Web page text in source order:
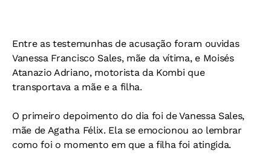
Entre as testemunhas de acusação foram ouvidas
Vanessa Francisco Sales, mãe da vítima, e Moisés
Atanazio Adriano, motorista da Kombi que
transportava a mãe e a filha.
O primeiro depoimento do dia foi de Vanessa Sales,
mãe de Agatha Félix. Ela se emocionou ao lembrar
como foi o momento em que a filha foi atingida.